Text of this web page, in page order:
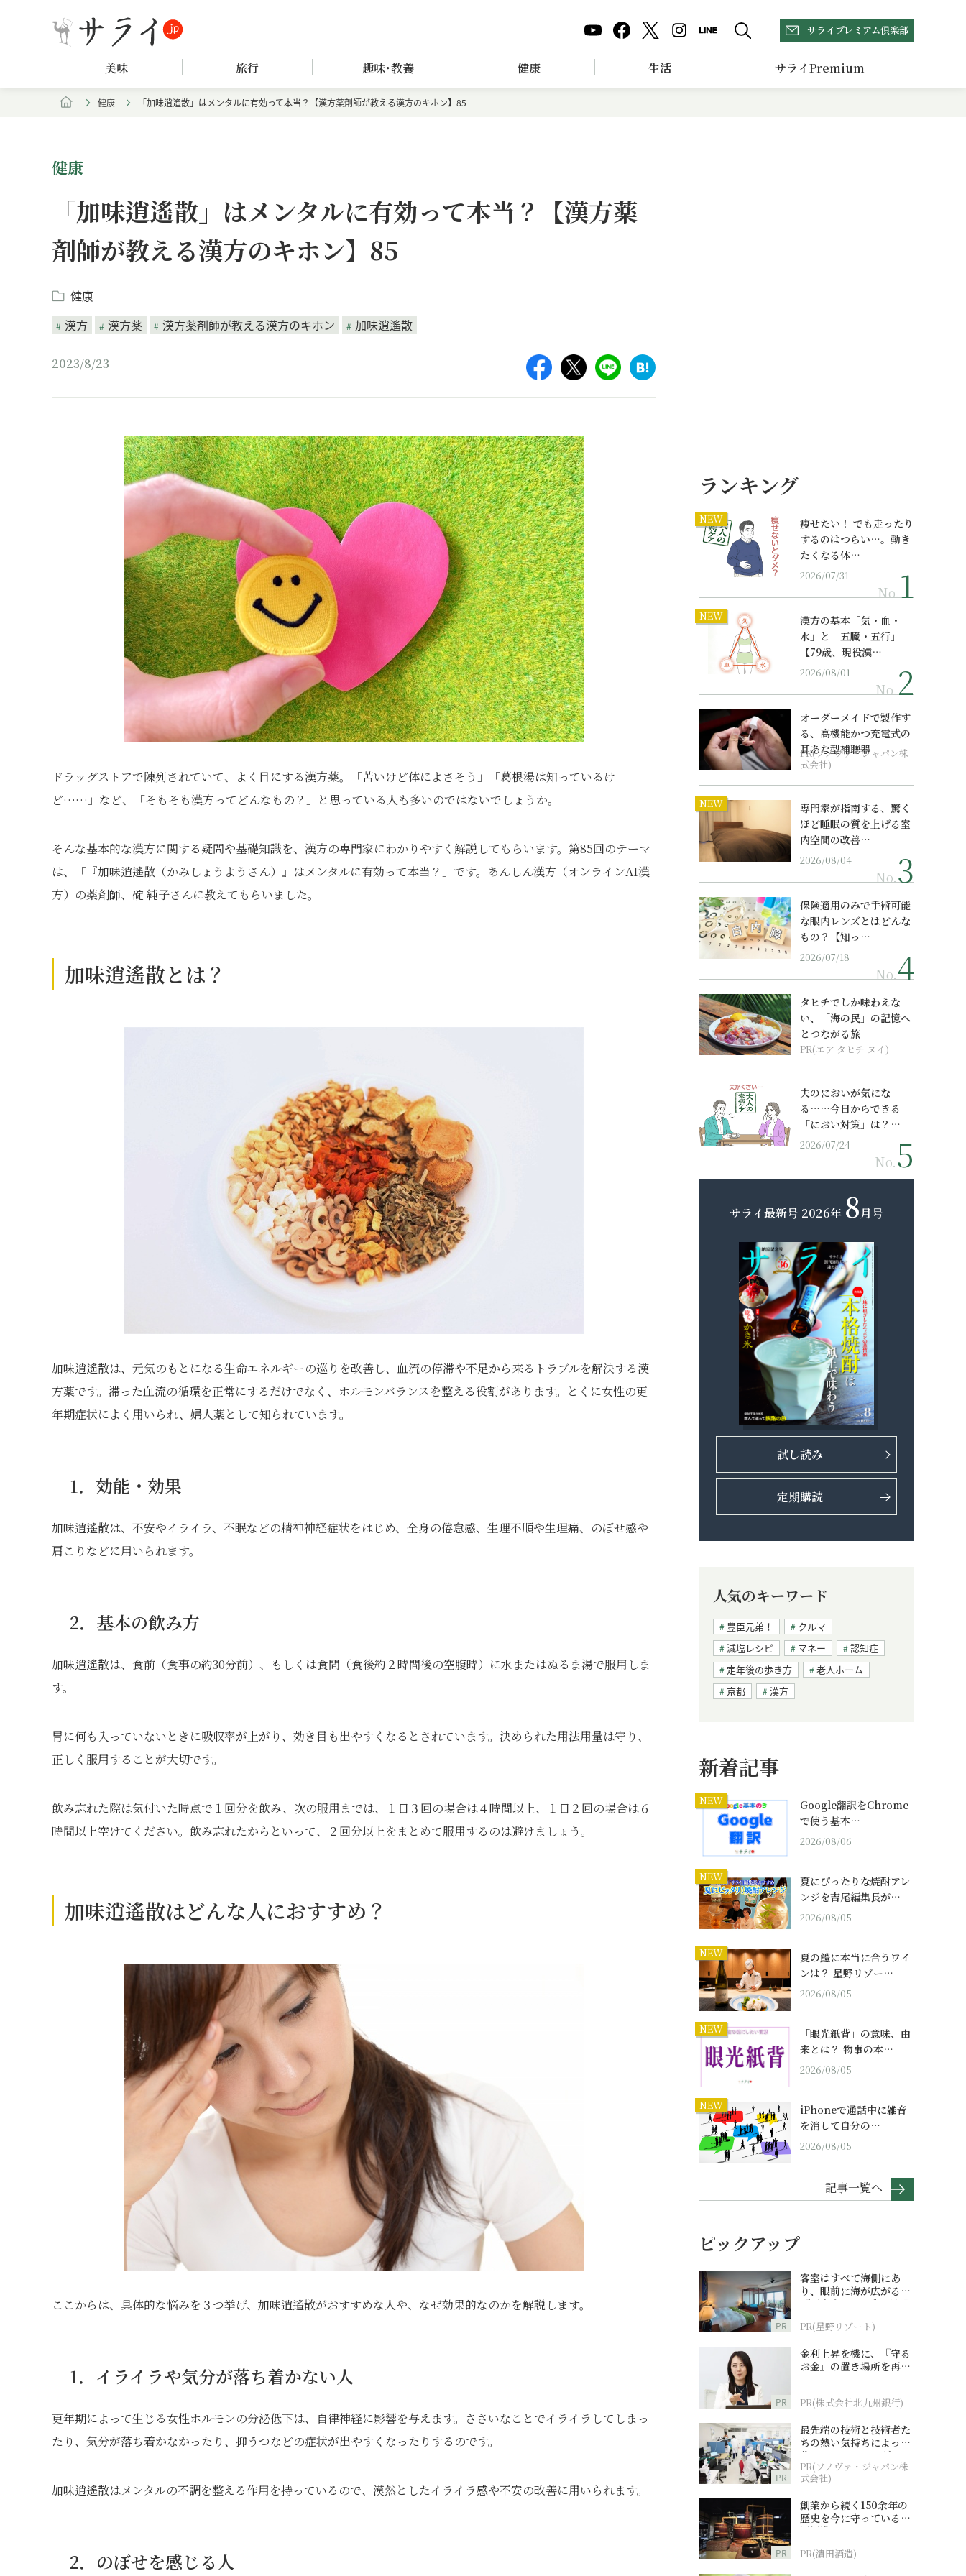
サライプレミアム倶楽部
美味 旅行 趣味･教養 健康 生活 サライPremium
健康 「加味逍遙散」はメンタルに有効って本当？【漢方薬剤師が教える漢方のキホン】85
健康
「加味逍遙散」はメンタルに有効って本当？【漢方薬
剤師が教える漢方のキホン】85
健康
漢方
漢方薬 漢方薬剤師が教える漢方のキホン 加味逍遙散
2023/8/23
ドラッグストアで陳列されていて、よく目にする漢方薬。「苦いけど体によさそう」「葛根湯は知っているけ
ど……」など、「そもそも漢方ってどんなもの？」と思っている人も多いのではないでしょうか。
そんな基本的な漢方に関する疑問や基礎知識を、漢方の専門家にわかりやすく解説してもらいます。第85回のテーマ
は、「『加味逍遙散（かみしょうようさん）』はメンタルに有効って本当？」です。あんしん漢方（オンラインAI漢
方）の薬剤師、碇 純子さんに教えてもらいました。
加味逍遙散とは？
加味逍遙散は、元気のもとになる生命エネルギーの巡りを改善し、血流の停滞や不足から来るトラブルを解決する漢
方薬です。滞った血流の循環を正常にするだけでなく、ホルモンバランスを整える役割があります。とくに女性の更
年期症状によく用いられ、婦人薬として知られています。
1．効能・効果
加味逍遙散は、不安やイライラ、不眠などの精神神経症状をはじめ、全身の倦怠感、生理不順や生理痛、のぼせ感や
肩こりなどに用いられます。
2．基本の飲み方
加味逍遙散は、食前（食事の約30分前）、もしくは食間（食後約２時間後の空腹時）に水またはぬるま湯で服用しま
す。
胃に何も入っていないときに吸収率が上がり、効き目も出やすくなるとされています。決められた用法用量は守り、
正しく服用することが大切です。
飲み忘れた際は気付いた時点で１回分を飲み、次の服用までは、１日３回の場合は４時間以上、１日２回の場合は６
時間以上空けてください。飲み忘れたからといって、２回分以上をまとめて服用するのは避けましょう。
加味逍遙散はどんな人におすすめ？
ここからは、具体的な悩みを３つ挙げ、加味逍遙散がおすすめな人や、なぜ効果的なのかを解説します。
1．イライラや気分が落ち着かない人
更年期によって生じる女性ホルモンの分泌低下は、自律神経に影響を与えます。ささいなことでイライラしてしまっ
たり、気分が落ち着かなかったり、抑うつなどの症状が出やすくなったりするのです。
加味逍遙散はメンタルの不調を整える作用を持っているので、漠然としたイライラ感や不安の改善に用いられます。
2．のぼせを感じる人
ランキング
NEW
痩せたい！ でも走ったり
するのはつらい…。動き
たくなる体…
2026/07/31
No.
NEW
漢方の基本「気・血・
水」と「五臓・五行」
【79歳、現役漢…
2026/08/01
No.
オーダーメイドで製作す
る、高機能かつ充電式の
耳あな型補聴器
PR(ソノヴァ・ジャパン株
式会社)
NEW
専門家が指南する、驚く
ほど睡眠の質を上げる室
内空間の改善…
2026/08/04
No.
保険適用のみで手術可能
な眼内レンズとはどんな
もの？【知っ…
2026/07/18
No.
タヒチでしか味わえな
い、「海の民」の記憶へ
とつながる旅
PR(エア タヒチ ヌイ)
夫のにおいが気にな
る……今日からできる
「におい対策」は？…
2026/07/24
No.
サライ最新号 2026年 8月号
試し読み
定期購読
人気のキーワード
豊臣兄弟！
クルマ
減塩レシピ
マネー
認知症
定年後の歩き方
老人ホーム
京都
漢方
新着記事
NEW
Google翻訳をChrome
で使う基本…
2026/08/06
NEW
夏にぴったりな焼酎アレ
ンジを吉尾編集長が…
2026/08/05
NEW
夏の鱧に本当に合うワイ
ンは？ 星野リゾー…
2026/08/05
NEW
「眼光紙背」の意味、由
来とは？ 物事の本…
2026/08/05
NEW
iPhoneで通話中に雑音
を消して自分の…
2026/08/05
記事一覧へ
ピックアップ
PR
客室はすべて海側にあ
り、眼前に海が広がる
『西表島ホテル by 星野
PR(星野リゾート)
PR
金利上昇を機に、『守る
お金』の置き場所を再検
討
PR(株式会社北九州銀行)
PR
最先端の技術と技術者た
ちの熱い気持ちによって
作られているオーダーメ
イド補聴器
PR(ソノヴァ・ジャパン株
式会社)
PR
創業から続く150余年の
歴史を今に守っている濵
田酒造
PR(濵田酒造)